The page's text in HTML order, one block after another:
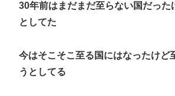
30年前はまだまだ至らない国だった
としてた
今はそこそこ至る国にはなったけど
うとしてる